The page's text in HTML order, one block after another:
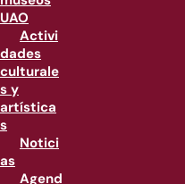
UAO
Activi
dades
culturale
s y
artística
s
Notici
as
Agend